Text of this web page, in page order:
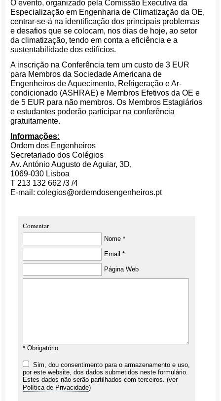
O evento, organizado pela Comissão Executiva da
Especialização em Engenharia de Climatização da OE,
centrar-se-á na identificação dos principais problemas
e desafios que se colocam, nos dias de hoje, ao setor
da climatização, tendo em conta a eficiência e a
sustentabilidade dos edifícios.
A inscrição na Conferência tem um custo de 3 EUR
para Membros da Sociedade Americana de
Engenheiros de Aquecimento, Refrigeração e Ar-
condicionado (ASHRAE) e Membros Efetivos da OE e
de 5 EUR para não membros. Os Membros Estagiários
e estudantes poderão participar na conferência
gratuitamente.
Informações:
Ordem dos Engenheiros
Secretariado dos Colégios
Av. António Augusto de Aguiar, 3D,
1069-030 Lisboa
T 213 132 662 /3 /4
E-mail: colegios@ordemdosengenheiros.pt
Comentar
Nome *
Email *
Página Web
* Obrigatório
Sim, dou consentimento para o armazenamento e uso,
por este website, dos dados submetidos neste formulário.
Estes dados não serão partilhados com terceiros. (ver
Política de Privacidade)